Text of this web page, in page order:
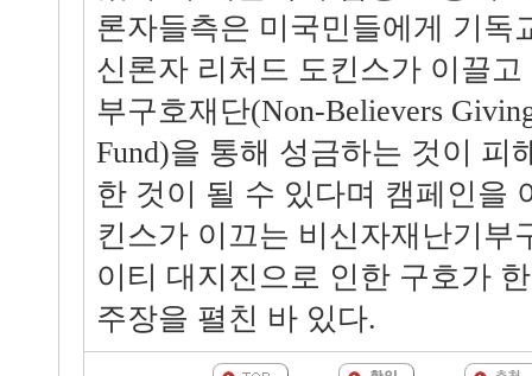
론자들측은 미국민들에게 기독
신론자 리처드 도킨스가 이끌
부구호재단(Non-Believers
Fund)을 통해 성금하는 것이 피
한 것이 될 수 있다며 캠페인을
킨스가 이끄는 비신자재난기부
이티 대지진으로 인한 구호가
주장을 펼친 바 있다.